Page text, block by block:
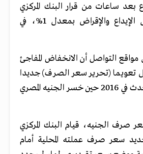
بعد ساعات من قرار البنك المركزي
برفع الفائدة على الإيداع والإقراض بمعدل 1%، في
التواصل أن الانخفاض المفاجئ
تعويما (تحرير سعر الصرف) جديدا
له، على غرار ما حدث في 2016 حين خسر الجنيه المصري
صرف الجنيه، قيام البنك المركزي
سعر صرف عملته المحلية أمام